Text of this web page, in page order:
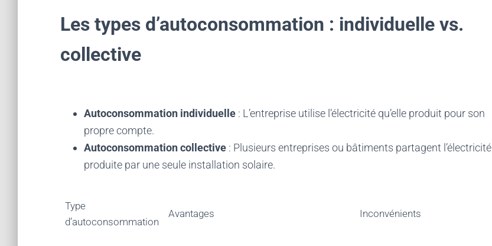
Les types d’autoconsommation : individuelle vs.
collective
Autoconsommation individuelle : L’entreprise utilise l’électricité qu’elle produit pour son
propre compte.
Autoconsommation collective : Plusieurs entreprises ou bâtiments partagent l’électricité
produite par une seule installation solaire.
Type
d’autoconsommation
Avantages Inconvénients